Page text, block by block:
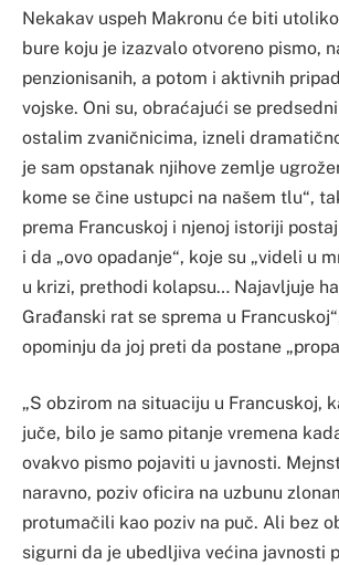
Nekakav uspeh Makronu će biti
bure koju je izazvalo otvoreno pismo,
penzionisanih, a potom i aktivnih
vojske. Oni su, obraćajući se
ostalim zvaničnicima, izneli
je sam opstanak njihove zemlje
kome se čine ustupci na našem tlu“,
prema Francuskoj i njenoj istoriji
i da „ovo opadanje“, koje su „videli u
u krizi, prethodi kolapsu… Najavljuje
Građanski rat se sprema u
opominju da joj preti da postane
„S obzirom na situaciju u Francuskoj,
juče, bilo je samo pitanje vremena
ovakvo pismo pojaviti u javnosti.
naravno, poziv oficira na uzbunu
protumačili kao poziv na puč. Ali bez
sigurni da je ubedljiva većina javnosti